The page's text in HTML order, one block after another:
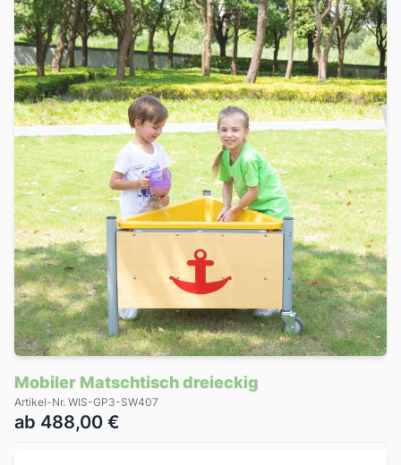
Mobiler Matschtisch dreieckig
Artikel-Nr. WIS-GP3-SW407
ab 488,00 €